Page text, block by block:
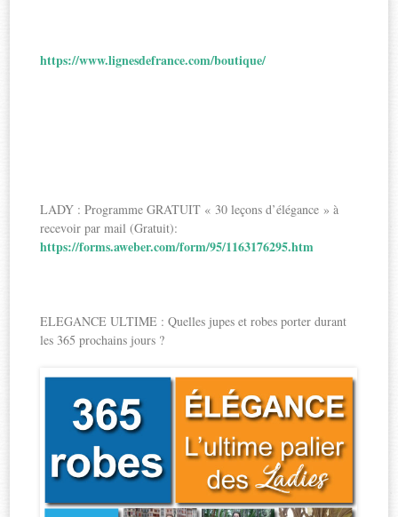
https://www.lignesdefrance.com/boutique/
LADY : Programme GRATUIT « 30 leçons d’élégance » à
recevoir par mail (Gratuit):
https://forms.aweber.com/form/95/1163176295.htm
ELEGANCE ULTIME : Quelles jupes et robes porter durant
les 365 prochains jours ?